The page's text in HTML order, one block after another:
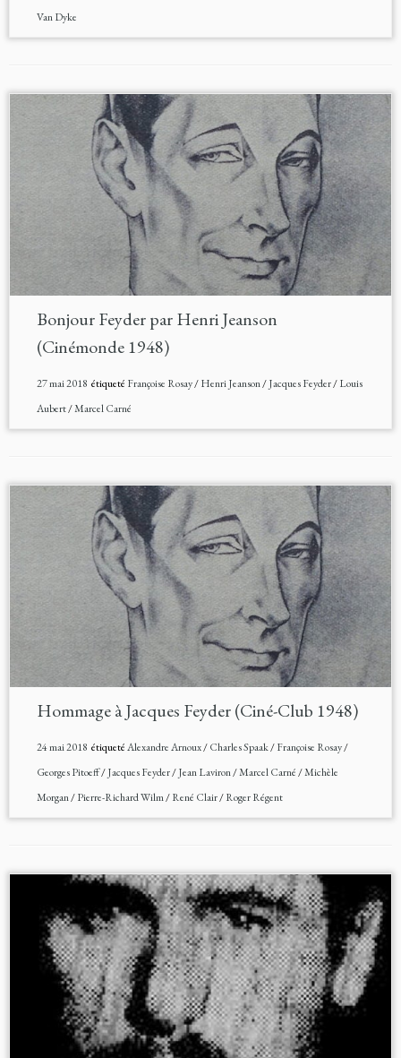
Van Dyke
Bonjour Feyder par Henri Jeanson
(Cinémonde 1948)
27 mai 2018 étiqueté Françoise Rosay/Henri Jeanson/Jacques Feyder/Louis
Aubert/Marcel Carné
Hommage à Jacques Feyder (Ciné-Club 1948)
24 mai 2018 étiquetéAlexandre Arnoux/Charles Spaak/Françoise Rosay/
Georges Pitoeff/Jacques Feyder/Jean Laviron/Marcel Carné/Michèle
Morgan/Pierre-Richard Wilm/René Clair/Roger Régent